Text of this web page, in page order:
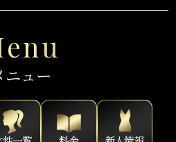
ニュー